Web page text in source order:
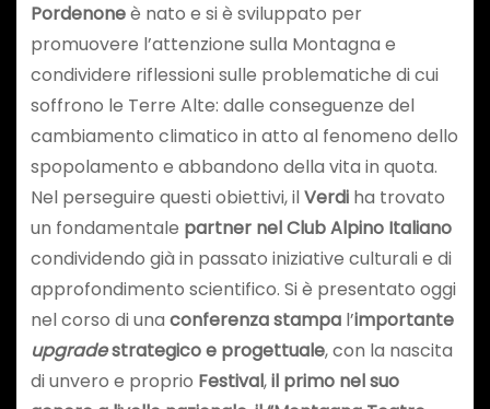
Pordenoneè nato e si è sviluppato per
promuovere l’attenzione sulla Montagna e
condividere riflessioni sulle problematiche di cui
soffrono le Terre Alte: dalle conseguenze del
cambiamento climatico in atto al fenomeno dello
spopolamento e abbandono della vita in quota.
Nel perseguire questi obiettivi, ilVerdiha trovato
un fondamentale partner nel Club Alpino Italiano
condividendo già in passato iniziative culturali e di
approfondimento scientifico. Si è presentato oggi
nel corso di una conferenza stampal’importante
upgradestrategicoe progettuale, con la nascita
di unvero e proprio Festival,il primo nel suo